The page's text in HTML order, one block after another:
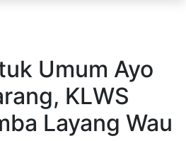
Umum Ayo
KLWS
Layang Wau